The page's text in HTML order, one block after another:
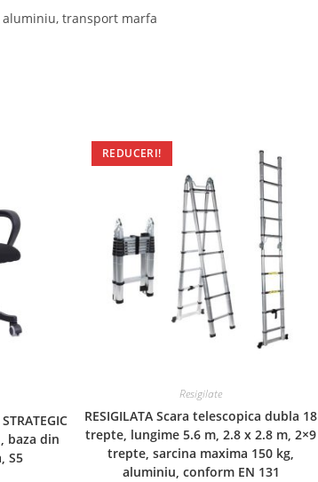
transport marfa
baza din
S5
REDUCERI!
Resigilate
RESIGILATA Scara telescopica dubla 18
trepte, lungime 5.6 m, 2.8 x 2.8 m, 2×9
trepte, sarcina maxima 150 kg,
aluminiu, conform EN 131